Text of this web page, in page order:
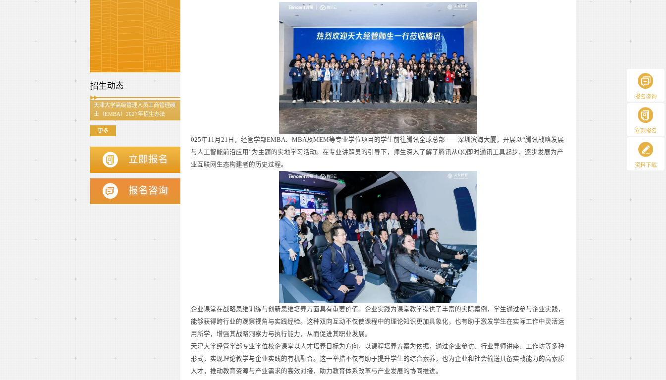
025年11月21日，经管学部EMBA、MBA及MEM等专业学位项目的学生前往腾讯全球总部——深圳滨海大厦，开展以“腾讯战略发展
与人工智能前沿应用”为主题的实地学习活动。在专业讲解员的引导下，师生深入了解了腾讯从QQ即时通讯工具起步，逐步发展为产
业互联网生态构建者的历史过程。
企业课堂在战略思维训练与创新思维培养方面具有重要价值。企业实践为课堂教学提供了丰富的实际案例，学生通过参与企业实践，
能够获得跨行业的观察视角与实践经验。这种双向互动不仅使课程中的理论知识更加具象化，也有助于激发学生在实际工作中灵活运
用所学，增强其战略洞察力与执行能力，从而促进其职业发展。
天津大学经管学部专业学位校企课堂以人才培养目标为方向，以课程培养方案为依据，通过企业参访、行业导师讲座、工作坊等多种
形式，实现理论教学与企业实践的有机融合。这一举措不仅有助于提升学生的综合素养，也为企业和社会输送具备实战能力的高素质
人才，推动教育资源与产业需求的高效对接，助力教育体系改革与产业发展的协同推进。
招生动态
天津大学高级管理人员工商管理硕
士（EMBA）2027年招生办法
更多
立即报名
报名咨询
报名咨询
立刻报名
资料下载